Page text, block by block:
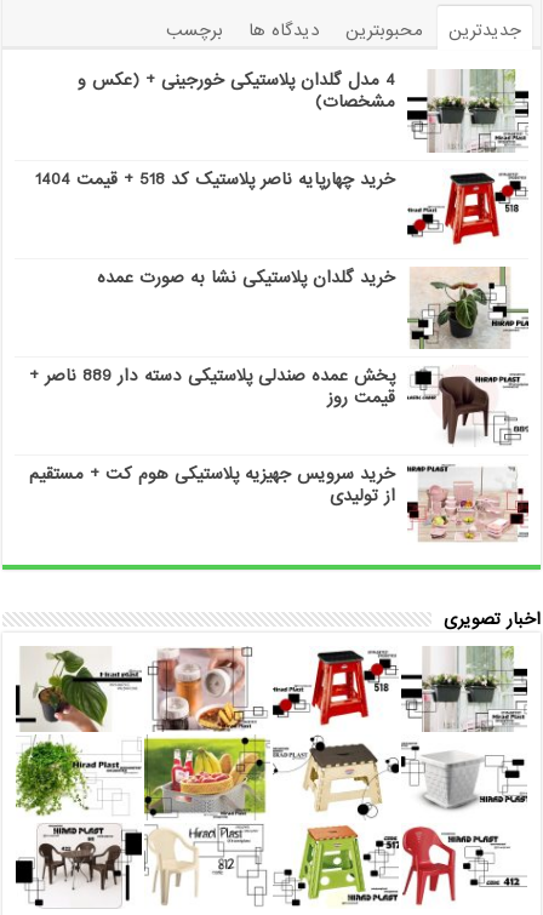
جدیدترین محبوبترین دیدگاه ها
برچسب
4 مدل گلدان پلاستیکی خورجینی + (عکس و
مشخصات)
خرید چهارپایه ناصر پلاستیک کد 518 + قیمت 1404
خرید گلدان پلاستیکی نشا به صورت عمده
پخش عمده صندلی پلاستیکی دسته دار 889 ناصر +
قیمت روز
خرید سرویس جهیزیه پلاستیکی هوم کت + مستقیم
از تولیدی
اخبار تصویری